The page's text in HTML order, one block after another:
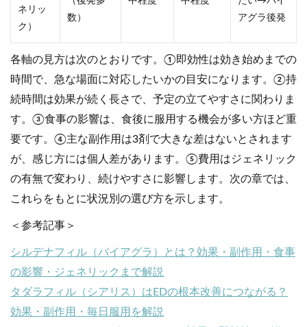
ネリッ
ク）
数）
アグラ後発
各軸の見方は次のとおりです。①即効性は効き始めまでの
時間で、急な場面に対応したいかの目安になります。②持
続時間は効果が続く長さで、予定の立てやすさに関わりま
す。③食事の影響は、食後に服用する機会が多い方ほど重
要です。④主な副作用は3剤で大きな差はないとされます
が、感じ方には個人差があります。⑤費用はジェネリック
の有無で変わり、続けやすさに影響します。次の章では、
これらをもとに状況別の選び方を示します。
＜参考記事＞
シルデナフィル（バイアグラ）とは？効果・副作用・食事
の影響・ジェネリックまで解説
タダラフィル（シアリス）はEDの根本改善につながる？
効果・副作用・毎日服用を解説